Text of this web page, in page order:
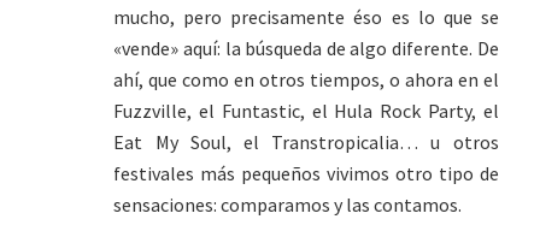
mucho, pero precisamente éso es lo que se
«vende» aquí: la búsqueda de algo diferente. De
ahí, que como en otros tiempos, o ahora en el
Fuzzville, el Funtastic, el Hula Rock Party, el
Eat My Soul, el Transtropicalia… u otros
festivales más pequeños vivimos otro tipo de
sensaciones: comparamos y las contamos.